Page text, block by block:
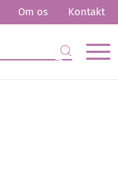
Om os Kontakt